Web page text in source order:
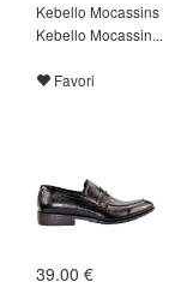
Kebello Mocassins
Kebello Mocassin...
Favori
39.00 €